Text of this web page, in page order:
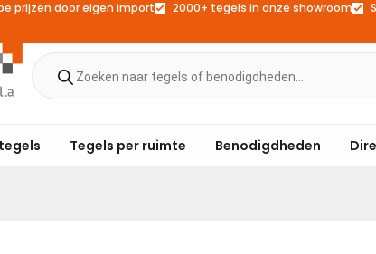
prijzen door eigen import 2000+ tegels in onze showroom
Tegels per ruimte Benodigdheden